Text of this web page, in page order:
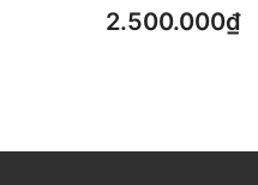
2.500.000₫